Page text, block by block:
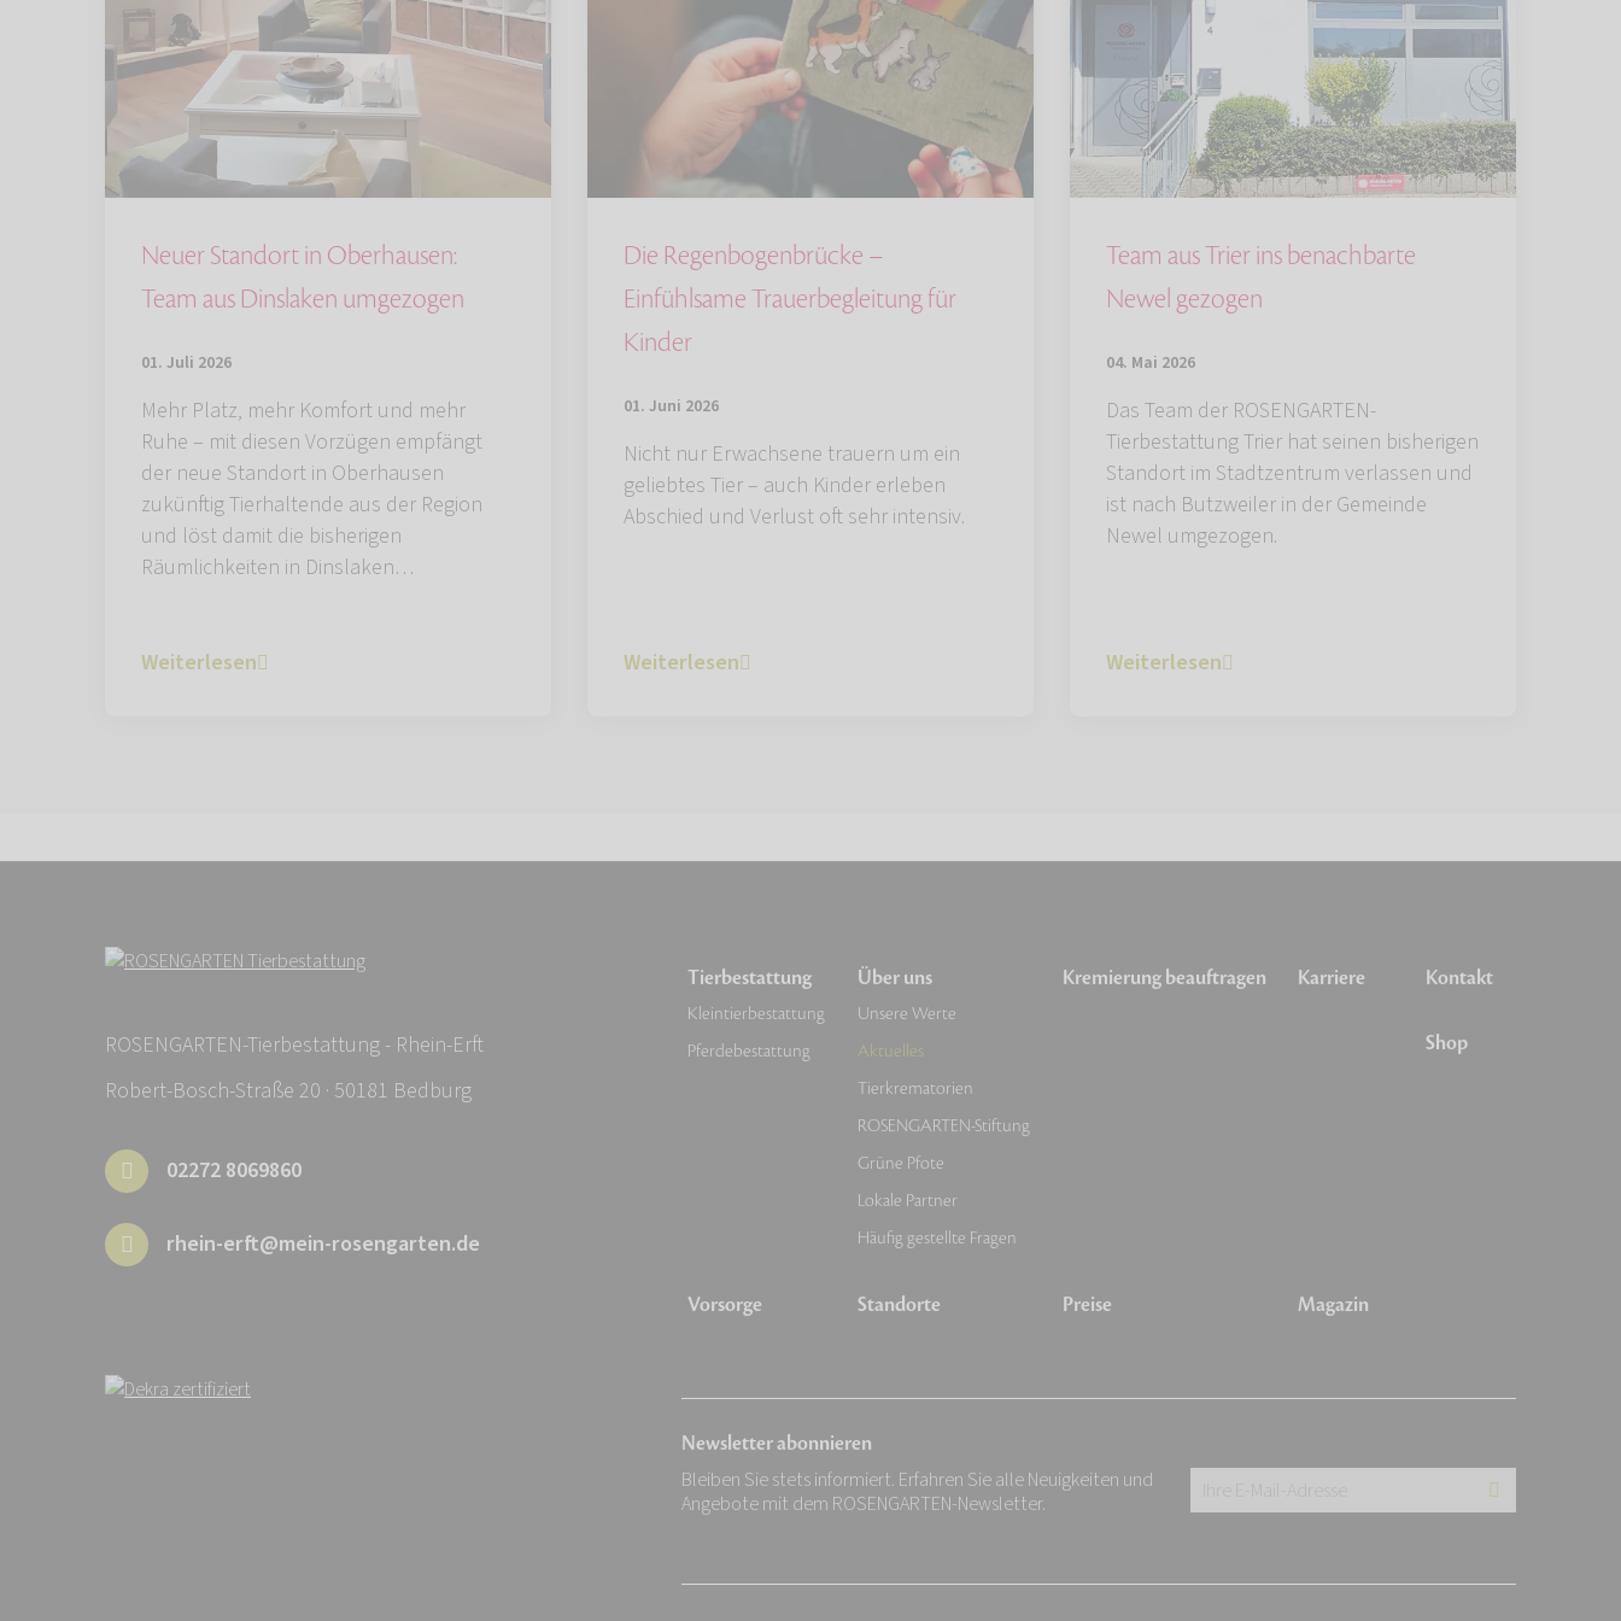
Neuer Standort in Oberhausen:
Team aus Dinslaken umgezogen
01. Juli 2026
Mehr Platz, mehr Komfort und mehr
Ruhe – mit diesen Vorzügen empfängt
der neue Standort in Oberhausen
zukünftig Tierhaltende aus der Region
und löst damit die bisherigen
Räumlichkeiten in Dinslaken…
Weiterlesen
Die Regenbogenbrücke –
Einfühlsame Trauerbegleitung für
Kinder
01. Juni 2026
Nicht nur Erwachsene trauern um ein
geliebtes Tier – auch Kinder erleben
Abschied und Verlust oft sehr intensiv.
Weiterlesen
Team aus Trier ins benachbarte
Newel gezogen
04. Mai 2026
Das Team der ROSENGARTEN-
Tierbestattung Trier hat seinen bisherigen
Standort im Stadtzentrum verlassen und
ist nach Butzweiler in der Gemeinde
Newel umgezogen.
Weiterlesen
ROSENGARTEN-Tierbestattung - Rhein-Erft
Robert-Bosch-Straße 20 · 50181 Bedburg
02272 8069860
rhein-erft@mein-rosengarten.de
Tierbestattung
Kleintierbestattung
Pferdebestattung
Vorsorge
Über uns
Unsere Werte
Aktuelles
Tierkrematorien
ROSENGARTEN-Stiftung
Grüne Pfote
Lokale Partner
Häufig gestellte Fragen
Standorte
Kremierung beauftragen
Preise
Karriere
Magazin
Kontakt
Shop
Newsletter abonnieren
Bleiben Sie stets informiert. Erfahren Sie alle Neuigkeiten und
Angebote mit dem ROSENGARTEN-Newsletter.